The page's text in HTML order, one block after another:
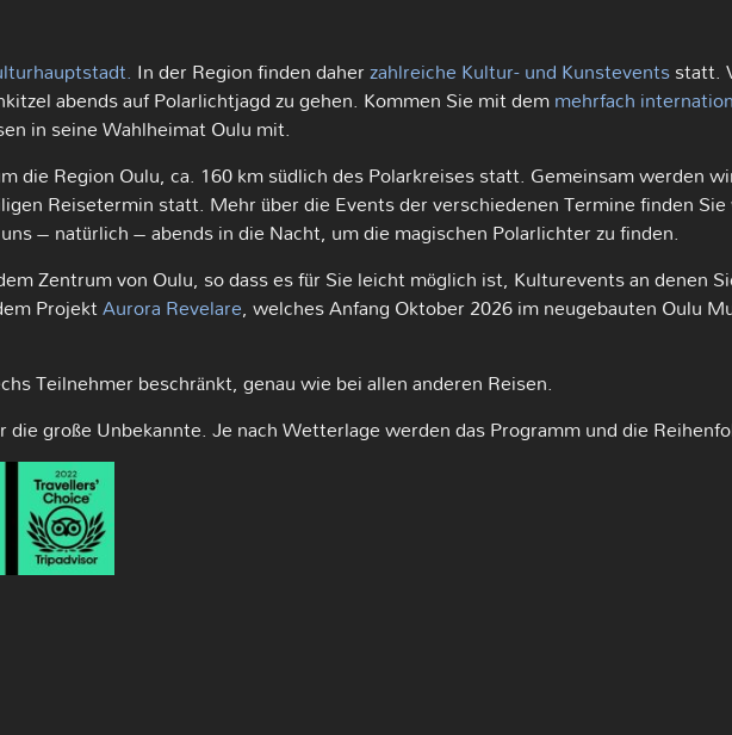
In der Region finden daherzahlreiche Kultur- und Kunsteventsstatt.
abends auf Polarlichtjagd zu gehen. Kommen Sie mit demmehrfach
in seine Wahlheimat Oulu mit.
die Region Oulu, ca. 160 km südlich des Polarkreises statt. Gemeinsam werden
Reisetermin statt. Mehr über die Events der verschiedenen Termine finden
– natürlich – abends in die Nacht, um die magischen Polarlichter zu finden.
Zentrum von Oulu, so dass es für Sie leicht möglich ist, Kulturevents an denen
ProjektAurora Revelare, welches Anfang Oktober 2026 im neugebauten Oulu
Teilnehmer beschränkt, genau wie bei allen anderen Reisen.
große Unbekannte. Je nach Wetterlage werden das Programm und die